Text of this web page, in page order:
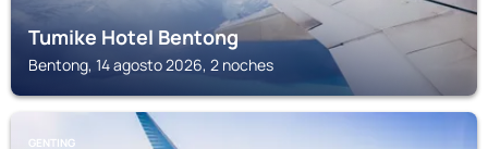
Tumike Hotel Bentong
Bentong, 14 agosto 2026, 2 noches
GENTING